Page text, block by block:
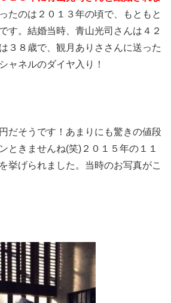
たのは２０１３年の頃で、もともと
す。結婚当時、青山光司さんは４２
３８歳で、観月ありささんに送った
ャネルのダイヤ入り！
だそうです！あまりにも驚きの値段
ときませんね(笑)２０１５年の１１
挙げられました。当時のお写真がこ